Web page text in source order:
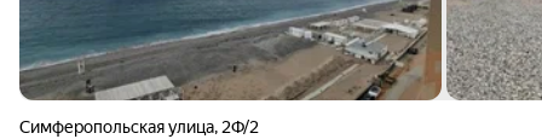
Симферопольская улица, 2Ф/2